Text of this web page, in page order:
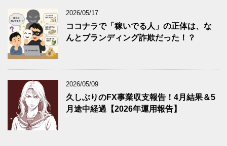
2026/05/17
ココナラで「稼いでる人」の正体は、な
んとブランディング詐欺だった！？
2026/05/09
久しぶりのFX事業収支報告！4月結果＆5
月途中経過【2026年運用報告】